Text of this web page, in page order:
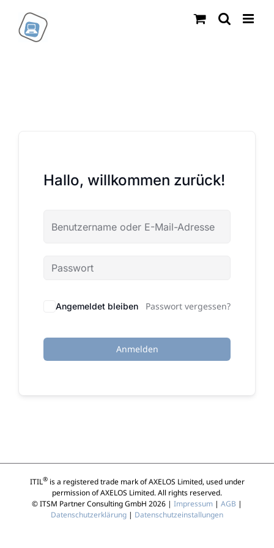
Inhalt
springen
Hallo, willkommen zurück!
Angemeldet bleiben Passwort vergessen?
Anmelden
ITIL®is a registered trade mark of AXELOS Limited, used under
permission of AXELOS Limited. All rights reserved.
© ITSM Partner Consulting GmbH 2026 | Impressum | AGB |
Datenschutzerklärung | Datenschutzeinstallungen